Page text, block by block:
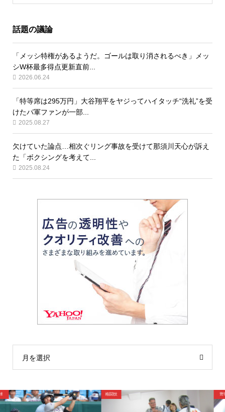
話題の議論
「メッシ特権があるようだ。ゴールは取り消されるべき」メッ
シW杯最多得点更新直前...
2026.06.24
「特等席は295万円」大谷翔平をヤジってハイタッチ“洗礼”を受
けたパ軍ファンが一部...
2025.08.27
欠けていた論点…相次ぐリング事故を受けて那須川天心が訴え
た「ボクシングを考えて...
2025.08.24
月を選択
野球 格闘技